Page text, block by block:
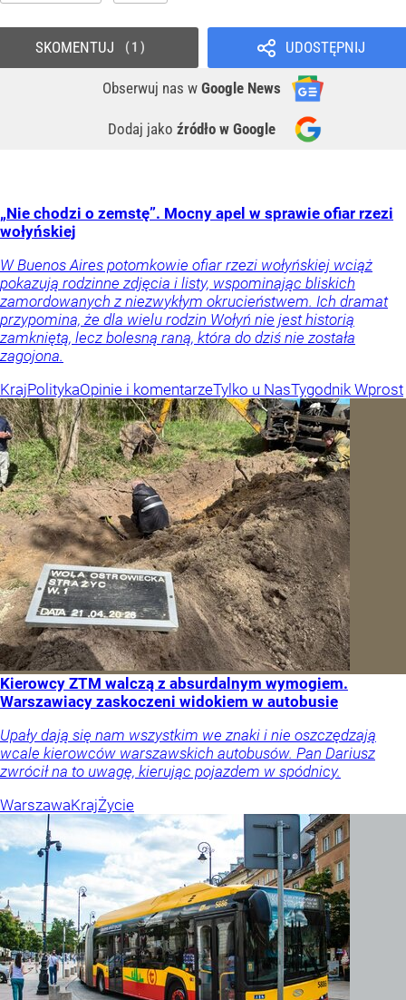
UDOSTĘPNIJ
Obserwuj nas w Google News
Dodaj jako źródło w Google
SKOMENTUJ 1
„Nie chodzi o zemstę”. Mocny apel w sprawie ofiar rzezi
wołyńskiej
W Buenos Aires potomkowie ofiar rzezi wołyńskiej wciąż
pokazują rodzinne zdjęcia i listy, wspominając bliskich
zamordowanych z niezwykłym okrucieństwem. Ich dramat
przypomina, że dla wielu rodzin Wołyń nie jest historią
zamkniętą, lecz bolesną raną, która do dziś nie została
zagojona.
KrajPolitykaOpinie i komentarzeTylko u NasTygodnik Wprost
Kierowcy ZTM walczą z absurdalnym wymogiem.
Warszawiacy zaskoczeni widokiem w autobusie
Upały dają się nam wszystkim we znaki i nie oszczędzają
wcale kierowców warszawskich autobusów. Pan Dariusz
zwrócił na to uwagę, kierując pojazdem w spódnicy.
WarszawaKrajŻycie